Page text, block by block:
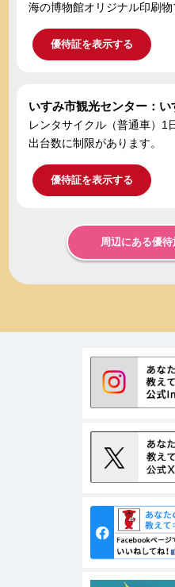
海の博物館オリジナル印刷物
優待証を表示する
いすみ市観光センター：い
レンタサイクル（普通車）
出台数に制限があります。
優待証を表示する
周辺にある優